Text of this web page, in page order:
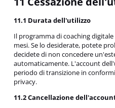
11.1 Durata dell'utilizzo
Il programma di coaching
mesi. Se lo desiderate, potete
decidete di non concedere
automaticamente. L'account
periodo di transizione in
privacy.
11.2 Cancellazione